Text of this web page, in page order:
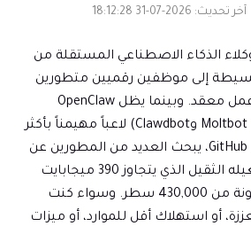
آخر تحديث: 2026-07-31 18:12:28
تطورت وكلاء الذكاء الاصطناعي المستقلة من
إلى موظفين رقميين متطورين
قادرين على تنفيذ سير عمل معقد. وبينما يظل OpenClaw
(المعروف سابقاً باسم Moltbot وClawdbot) لاعباً مهيمناً بأكثر
من 200,000 نجمة على GitHub، يبحث العديد من المطورين عن
بدائل بسبب وقت تشغيله الثقيل الذي يتجاوز 390 ميجابايت
وقاعدة كود معقدة مكونة من 430,000 سطر. وسواء كنت
أو استهلاك أقل للموارد، أو ميزات